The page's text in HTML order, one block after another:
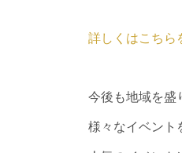
詳しくはこちら
今後も地域を盛
様々なイベント